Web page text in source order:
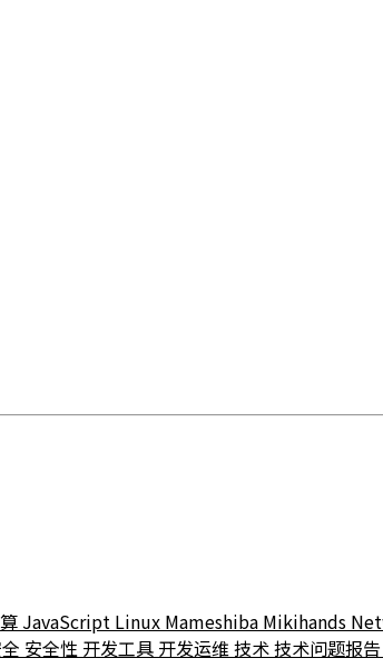
JavaScript Linux Mameshiba Mikihands
安全性 开发工具 开发运维技术技术问题报告